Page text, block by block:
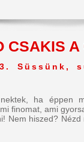
CSAKIS A
Süssünk,
ha éppen
finomat, ami
Nem hiszed? Nézd